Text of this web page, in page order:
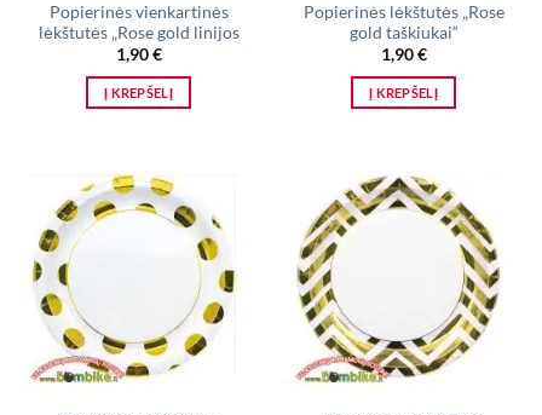
Popierinės vienkartinės
lėkštutės „Rose gold linijos
1,90€
Į KREPŠELĮ
Popierinės lėkštutės „Rose
gold taškiukai“
1,90€
Į KREPŠELĮ